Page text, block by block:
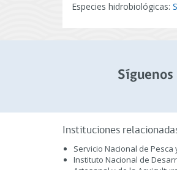
Especies hidrobiológicas:
Síguenos
Instituciones
Servicio Nacional de Pesca
Instituto Nacional de